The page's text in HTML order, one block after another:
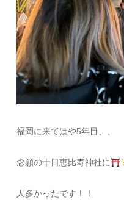
福岡に来てはや5年目、、
念願の十日恵比寿神社に
人多かったです！！